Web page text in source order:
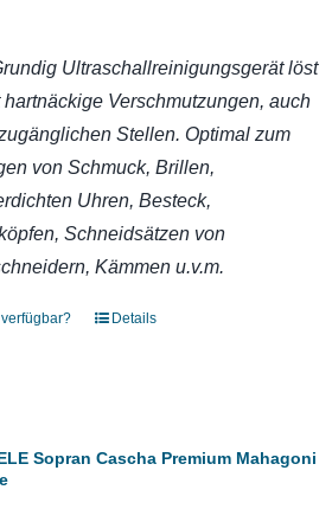
Ultraschallreinigungsgerät löst
hartnäckige Verschmutzungen, auch
Stellen. Optimal zum
von Schmuck, Brillen,
Uhren, Besteck,
Schneidsätzen von
Kämmen u.v.m.
Details
Sopran Cascha Premium Mahagoni